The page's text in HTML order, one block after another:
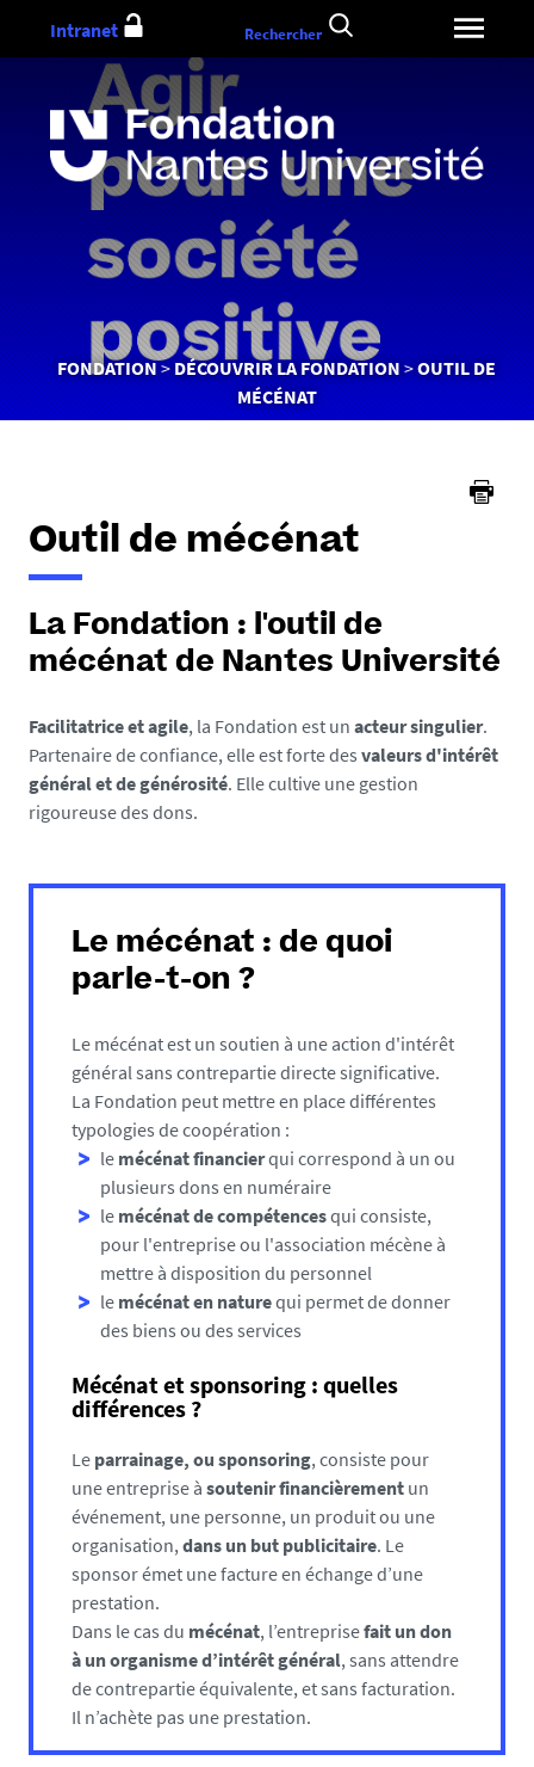
au
Vous
êtes
ici :
FONDATION DÉCOUVRIR LA FONDATION
OUTIL DE
MÉCÉNAT
Intranet Rechercher
Outil de mécénat
La Fondation : l'outil de
mécénat de Nantes Université
Facilitatrice et agile, la Fondation est un acteur singulier.
Partenaire de confiance, elle est forte des valeurs d'intérêt
général et de générosité. Elle cultive une gestion
rigoureuse des dons.
Le mécénat : de quoi
parle-t-on ?
Le mécénat est un soutien à une action d'intérêt
général sans contrepartie directe significative.
La Fondation peut mettre en place différentes
typologies de coopération :
le mécénat financierqui correspond à un ou
plusieurs dons en numéraire
le mécénat de compétencesqui consiste,
pour l'entreprise ou l'association mécène à
mettre à disposition du personnel
le mécénat en naturequi permet de donner
des biens ou des services
Mécénat et sponsoring : quelles
différences ?
Le parrainage, ou sponsoring, consiste pour
une entreprise à soutenir financièrement un
événement, une personne, un produit ou une
organisation,dans un but publicitaire. Le
sponsor émet une facture en échange d’une
prestation.
Dans le cas du mécénat, l’entreprisefait un don
à un organisme d’intérêt général, sans attendre
de contrepartie équivalente, et sans facturation.
Il n’achète pas une prestation.